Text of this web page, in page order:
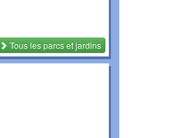
Tous les parcs et jardins